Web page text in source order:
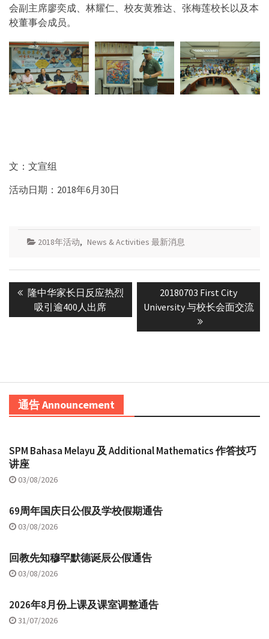
会副主席廖奕成、林耀仁、校友黄雅达、张梅莲校长以及本
校董事会成员。
文：文宣组
活动日期：2018年6月30日
2018年活动, News & Activities 最新消息
navigation
Previous
post:
隆中华家长日反应热烈
吸引逾400人出席
Next
post:
20180703 First City
University 与校长会面交流
通告 Announcement
SPM Bahasa Melayu 及 Additional Mathematics 作答技巧
讲座
03/08/2026
69周年国庆日公假及学校假期通告
03/08/2026
回教先知穆罕默德诞辰公假通告
03/08/2026
2026年8月份上课及课室调整通告
31/07/2026